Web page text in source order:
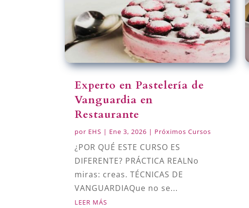
Experto en Pastelería de
Vanguardia en
Restaurante
por EHS | Ene 3, 2026 | Próximos Cursos
¿POR QUÉ ESTE CURSO ES
DIFERENTE? PRÁCTICA REALNo
miras: creas. TÉCNICAS DE
VANGUARDIAQue no se...
LEER MÁS